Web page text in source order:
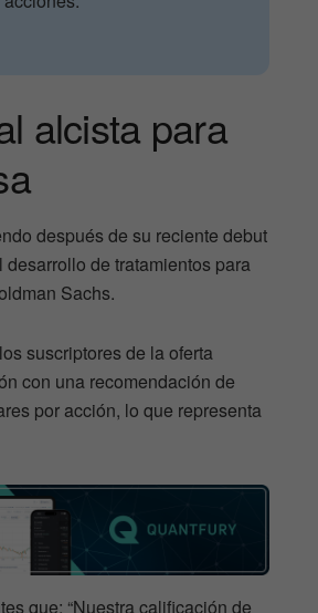
alcista para
después de su reciente debut
de tratamientos para
Sachs.
suscriptores de la oferta
con una recomendación de
por acción, lo que representa
que: “Nuestra calificación de